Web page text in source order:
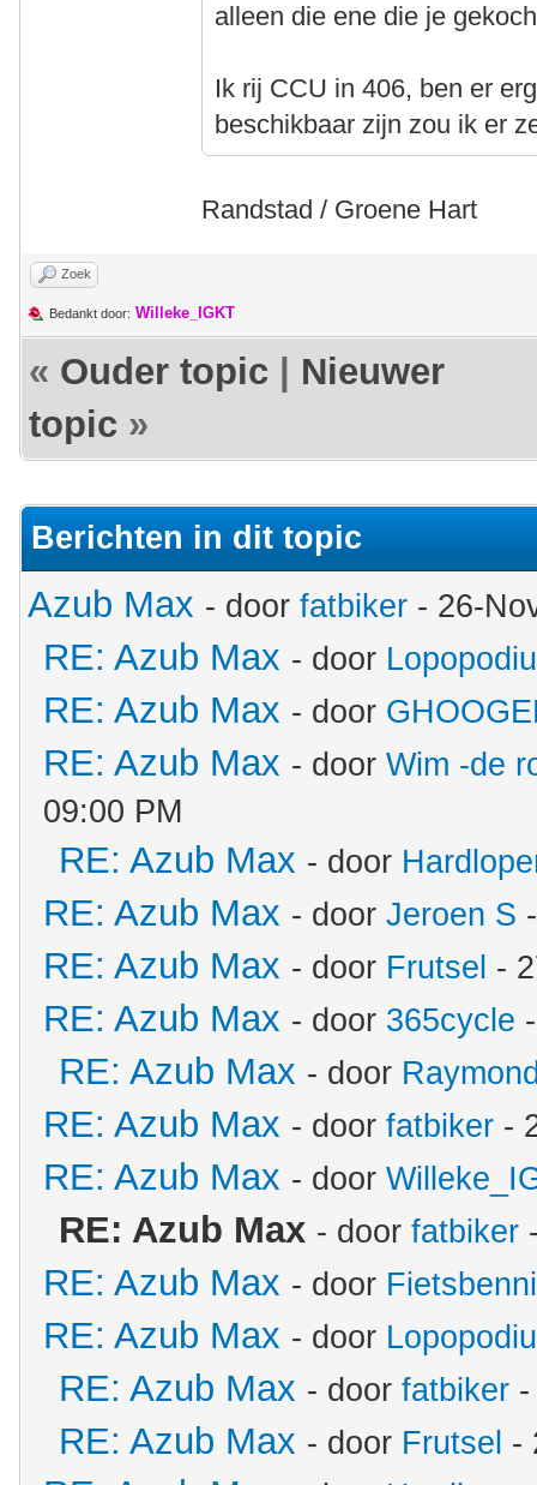
alleen die ene die je
Ik rij CCU in 406, ben er
beschikbaar zijn zou ik er
Randstad / Groene Hart
Zoek
Bedankt door: Willeke_IGKT
« Ouder topic
Nieuwer
topic »
Berichten in dit topic
Azub Max - door fatbiker - 26-
RE: Azub Max - door
RE: Azub Max - door
RE: Azub Max - door Wim -de
09:00 PM
RE: Azub Max - door
RE: Azub Max - door Jeroen S
RE: Azub Max - door Frutsel -
RE: Azub Max - door 365cycle
RE: Azub Max - door
RE: Azub Max - door fatbiker -
RE: Azub Max - door
RE: Azub Max - door fatbiker
RE: Azub Max - door
RE: Azub Max - door
RE: Azub Max - door fatbiker
RE: Azub Max - door Frutsel -